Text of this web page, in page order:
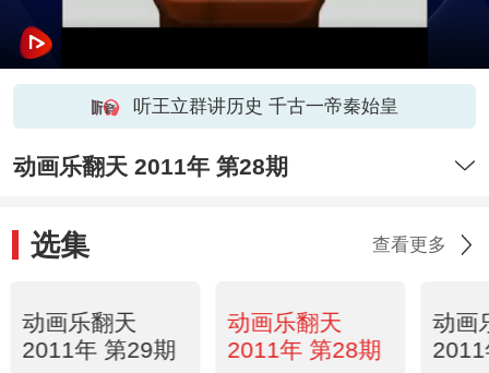
听王立群讲历史 千古一帝秦始皇
动画乐翻天 2011年 第28期
选集 查看更多
动画乐翻天
2011年 第29期
动画乐翻天
2011年 第28期
动画